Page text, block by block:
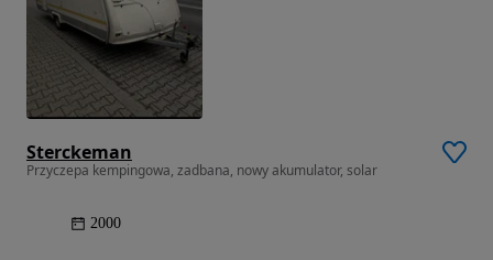
Sterckeman
Przyczepa kempingowa, zadbana, nowy akumulator, solar
2000